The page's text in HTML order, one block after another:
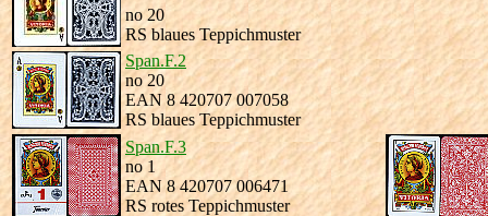
no 20
RS blaues Teppichmuster
Span.F.2
no 20
EAN 8 420707 007058
RS blaues Teppichmuster
Span.F.3
no 1
EAN 8 420707 006471
RS rotes Teppichmuster